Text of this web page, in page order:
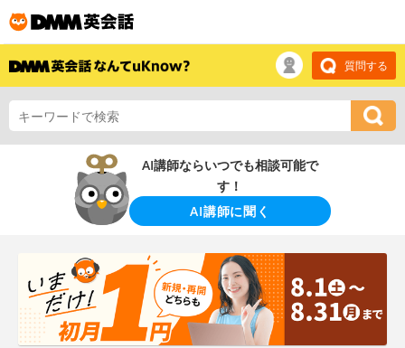
質問する
AI講師ならいつでも相談可能で
す！
AI講師に聞く